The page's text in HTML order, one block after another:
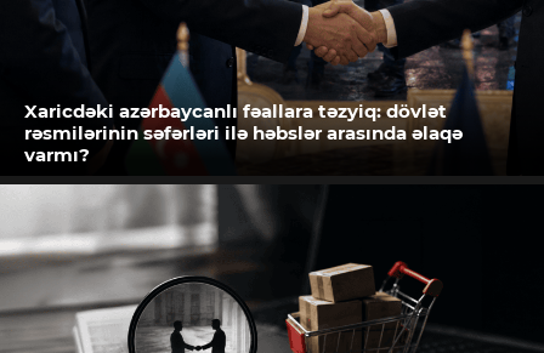
Xaricdəki azərbaycanlı fəallara təzyiq: dövlət
rəsmilərinin səfərləri ilə həbslər arasında əlaqə
varmı?